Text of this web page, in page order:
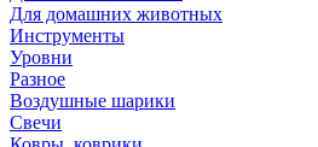
Для домашних животных
Инструменты
Уровни
Разное
Воздушные шарики
Свечи